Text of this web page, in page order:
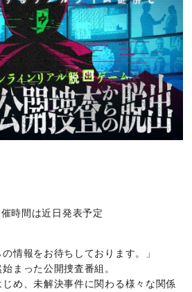
時間は近日発表予定
情報をお待ちしております。」
まった公開捜査番組。
め、未解決事件に関わる様々な関係